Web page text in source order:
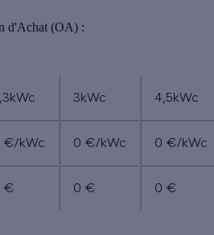
d'Achat (OA) :
3kWc 4,5kWc
€/kWc 0 €/kWc 0 €/kWc
€ 0 € 0 €